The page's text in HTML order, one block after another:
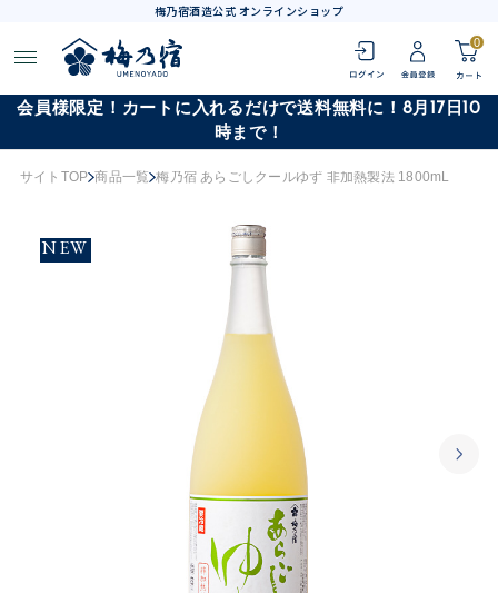
梅乃宿酒造公式 オンラインショップ
0
会員様限定！カートに入れるだけで送料無料に！8月17日10
時まで！
サイトTOP 商品一覧 梅乃宿 あらごしクールゆず 非加熱製法 1800mL
NEW